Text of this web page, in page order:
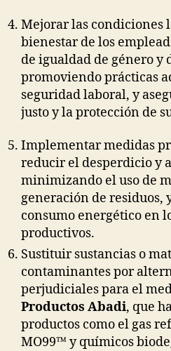
Mejorar las condiciones
bienestar de los
de igualdad de género y
promoviendo prácticas
seguridad laboral, y
justo y la protección de
Implementar medidas
reducir el desperdicio y
minimizando el uso de
generación de residuos,
consumo energético en
productivos.
Sustituir sustancias o
contaminantes por
perjudiciales para el
Productos Abadi, que
productos como el gas
MO99™ y químicos